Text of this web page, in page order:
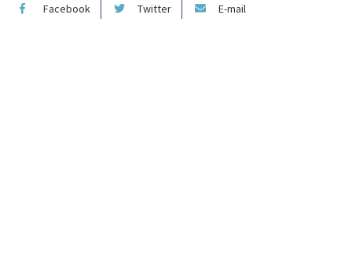
Facebook Twitter E-mail